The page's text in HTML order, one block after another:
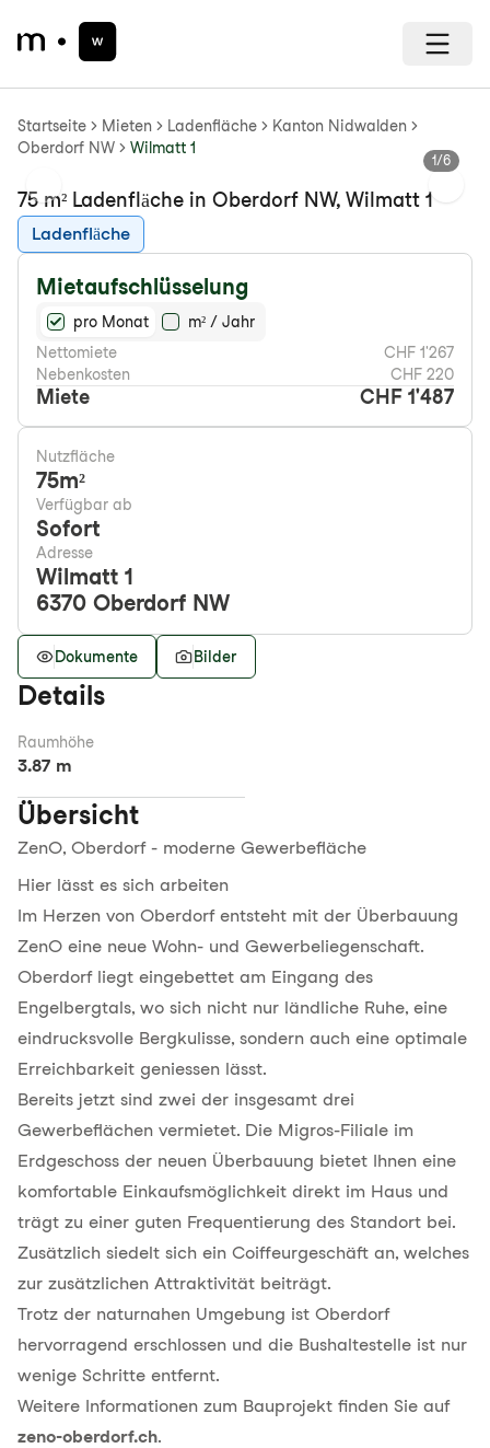
Startseite Mieten Ladenfläche
Kanton Nidwalden
Oberdorf NW
Wilmatt 1
Previous slide
1/6
75 m² Ladenfläche in Oberdorf NW, Wilmatt 1
Ladenfläche
Mietaufschlüsselung
pro Monat
m² / Jahr
Nettomiete
CHF 1'267
Nebenkosten
CHF 220
Miete CHF 1'487
Nutzfläche
75m²
Verfügbar ab
Sofort
Adresse
Wilmatt 1
6370 Oberdorf NW
Dokumente Bilder
Details
Raumhöhe
3.87 m
Übersicht
ZenO, Oberdorf - moderne Gewerbefläche
Hier lässt es sich arbeiten
Im Herzen von Oberdorf entsteht mit der Überbauung
ZenO eine neue Wohn- und Gewerbeliegenschaft.
Oberdorf liegt eingebettet am Eingang des
Engelbergtals, wo sich nicht nur ländliche Ruhe, eine
eindrucksvolle Bergkulisse, sondern auch eine optimale
Erreichbarkeit geniessen lässt.
Bereits jetzt sind zwei der insgesamt drei
Gewerbeflächen vermietet. Die Migros-Filiale im
Erdgeschoss der neuen Überbauung bietet Ihnen eine
komfortable Einkaufsmöglichkeit direkt im Haus und
trägt zu einer guten Frequentierung des Standort bei.
Zusätzlich siedelt sich ein Coiffeurgeschäft an, welches
zur zusätzlichen Attraktivität beiträgt.
Trotz der naturnahen Umgebung ist Oberdorf
hervorragend erschlossen und die Bushaltestelle ist nur
wenige Schritte entfernt.
Weitere Informationen zum Bauprojekt finden Sie auf
zeno-oberdorf.ch.